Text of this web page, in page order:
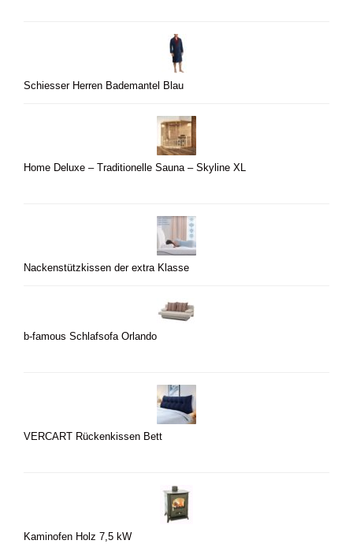
Schiesser Herren Bademantel Blau
Home Deluxe – Traditionelle Sauna – Skyline XL
Nackenstützkissen der extra Klasse
b-famous Schlafsofa Orlando
VERCART Rückenkissen Bett
Kaminofen Holz 7,5 kW